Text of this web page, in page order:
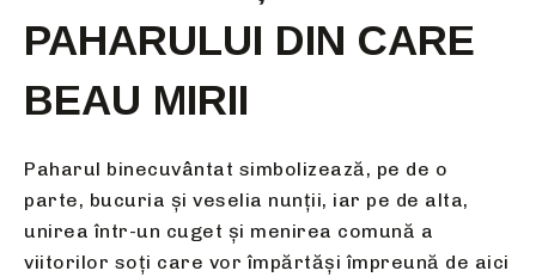
PAHARULUI DIN CARE
BEAU MIRII
Paharul binecuvântat simbolizează, pe de o
parte, bucuria şi veselia nunţii, iar pe de alta,
unirea într-un cuget şi menirea comună a
viitorilor soţi care vor împărtăşi împreună de aici